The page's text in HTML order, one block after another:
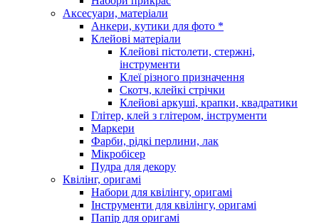
Аксесуари, матеріали
Анкери, кутики для фото *
Клейові матеріали
Клейові пістолети, стержні,
інструменти
Клеї різного призначення
Скотч, клейкі стрічки
Клейові аркуші, крапки, квадратики
Глітер, клей з глітером, інструменти
Маркери
Фарби, рідкі перлини, лак
Мікробісер
Пудра для декору
Квілінг, оригамі
Набори для квілінгу, оригамі
Інструменти для квілінгу, оригамі
Папір для оригамі